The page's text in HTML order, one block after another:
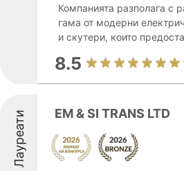
Компанията разполага с
гама от модерни
и скутери, които
8.5
Лауреати ЕМ & SI TRANS LTD